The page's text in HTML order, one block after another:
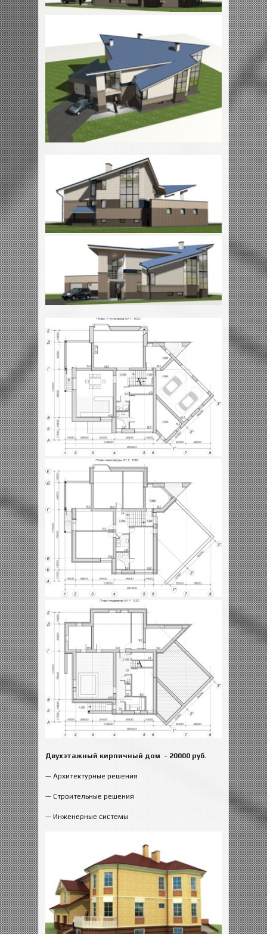
Двухэтажный кирпичный дом - 20000 руб.
— Архитектурные решения
— Строительные решения
— Инженерные системы